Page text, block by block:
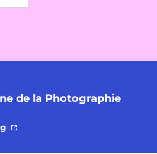
de la Photographie